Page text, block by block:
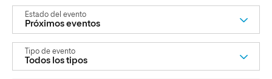
estado del evento
tipo de evento